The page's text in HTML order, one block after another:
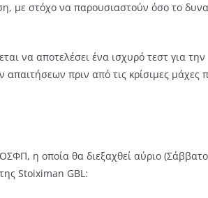
με στόχο να παρουσιαστούν όσο το
να αποτελέσει ένα ισχυρό τεστ για την
πριν από τις κρίσιμες μάχες
η οποία θα διεξαχθεί αύριο
Stoiximan GBL: